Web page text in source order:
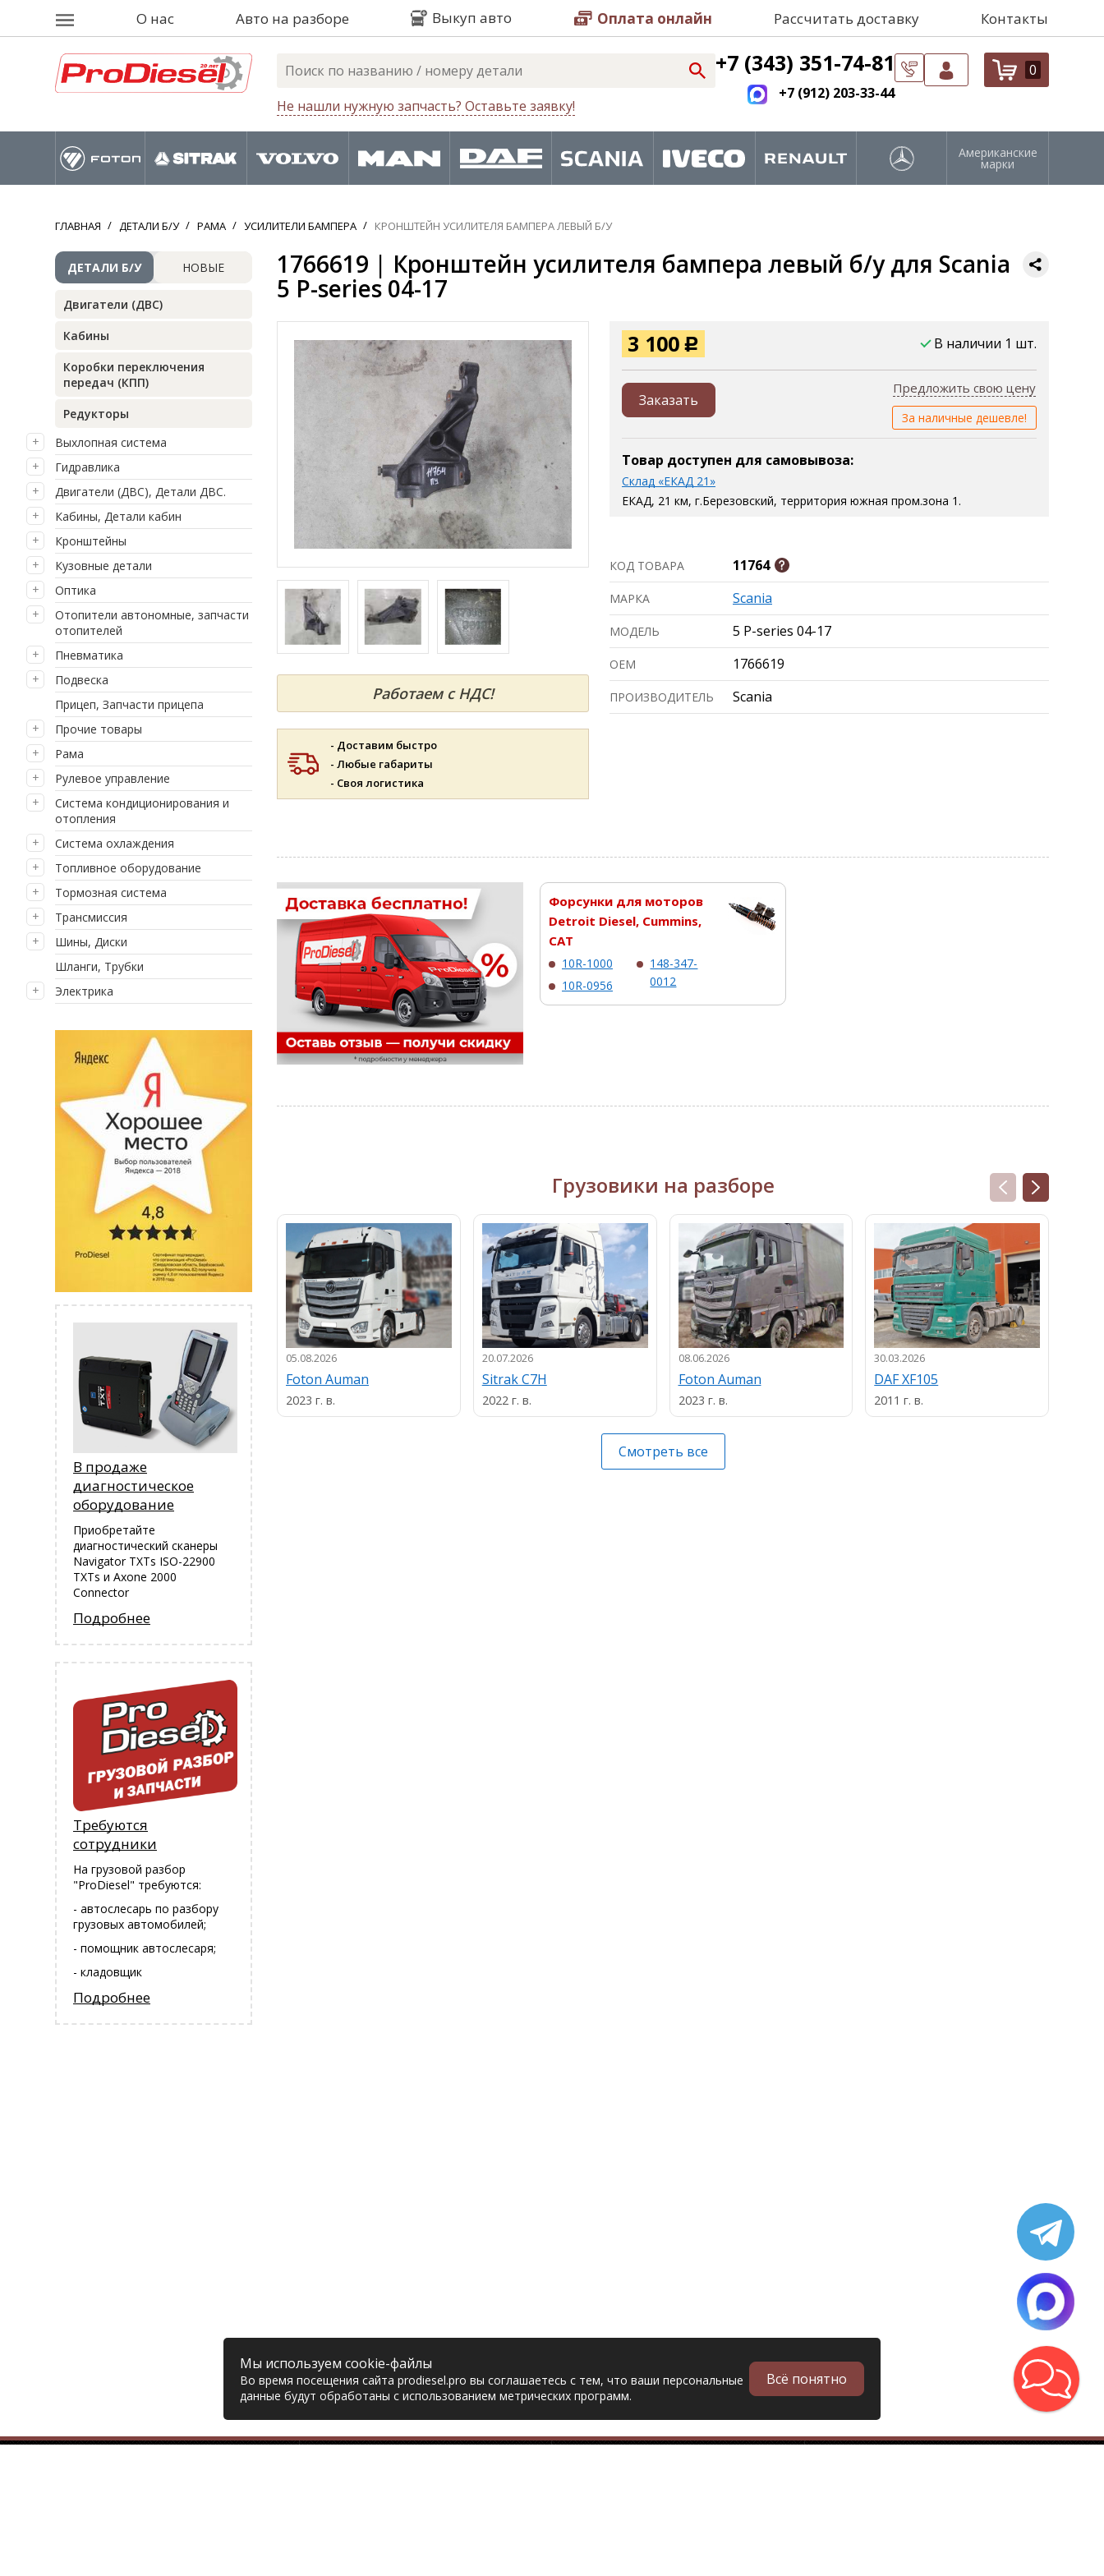
О нас Авто на разборе Выкуп авто Оплата онлайн Рассчитать доставку Контакты
Не нашли нужную запчасть? Оставьте заявку!
+7 (343) 351-74-81
+7 (912) 203-33-44
0
Американские
марки
ГЛАВНАЯ ДЕТАЛИ Б/У РАМА УСИЛИТЕЛИ БАМПЕРА КРОНШТЕЙН УСИЛИТЕЛЯ БАМПЕРА ЛЕВЫЙ Б/У
ДЕТАЛИ Б/У НОВЫЕ
Двигатели (ДВС)
Кабины
Коробки переключения
передач (КПП)
Редукторы
Выхлопная система
Гидравлика
Двигатели (ДВС), Детали ДВС.
Кабины, Детали кабин
Кронштейны
Кузовные детали
Оптика
Отопители автономные, запчасти
отопителей
Пневматика
Подвеска
Прицеп, Запчасти прицепа
Прочие товары
Рама
Рулевое управление
Система кондиционирования и
отопления
Система охлаждения
Топливное оборудование
Тормозная система
Трансмиссия
Шины, Диски
Шланги, Трубки
Электрика
В продаже
диагностическое
оборудование
Приобретайте
диагностический сканеры
Navigator TXTs ISO-22900
TXTs и Аxone 2000
Connector
Подробнее
Требуются
сотрудники
На грузовой разбор
"ProDiesel" требуются:
- автослесарь по разбору
грузовых автомобилей;
- помощник автослесаря;
- кладовщик
Подробнее
1766619 | Кронштейн усилителя бампера левый б/у для Scania
5 P-series 04-17
Работаем с НДС!
- Доставим быстро
- Любые габариты
- Своя логистика
3 100 Р В наличии 1 шт.
Заказать
Предложить свою цену
За наличные дешевле!
Товар доступен для самовывоза:
Склад «ЕКАД 21»
ЕКАД, 21 км, г.Березовский, территория южная пром.зона 1.
КОД ТОВАРА 11764
МАРКА Scania
МОДЕЛЬ 5 P-series 04-17
ОЕМ 1766619
ПРОИЗВОДИТЕЛЬ Scania
Форсунки для моторов
Detroit Diesel, Cummins,
CAT
10R-1000
10R-0956
148-347-
0012
Грузовики на разборе
05.08.2026
Foton Auman
2023 г. в.
20.07.2026
Sitrak C7H
2022 г. в.
08.06.2026
Foton Auman
2023 г. в.
30.03.2026
DAF XF105
2011 г. в.
Смотреть все
Мы используем cookie-файлы
Во время посещения сайта prodiesel.pro вы соглашаетесь с тем, что ваши персональные
данные будут обработаны с использованием метрических программ.
Всё понятно